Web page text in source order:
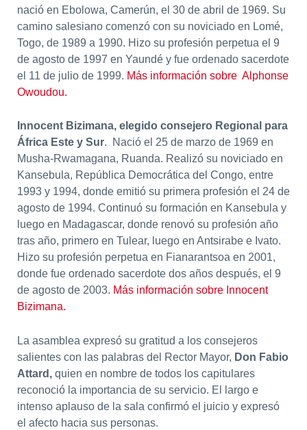
nació en Ebolowa, Camerún, el 30 de abril de 1969. Su
camino salesiano comenzó con su noviciado en Lomé,
Togo, de 1989 a 1990. Hizo su profesión perpetua el 9
de agosto de 1997 en Yaundé y fue ordenado sacerdote
el 11 de julio de 1999. Más información sobre Alphonse
Owoudou.
Innocent Bizimana, elegido consejero Regional para
África Este y Sur. Nació el 25 de marzo de 1969 en
Musha-Rwamagana, Ruanda. Realizó su noviciado en
Kansebula, República Democrática del Congo, entre
1993 y 1994, donde emitió su primera profesión el 24 de
agosto de 1994. Continuó su formación en Kansebula y
luego en Madagascar, donde renovó su profesión año
tras año, primero en Tulear, luego en Antsirabe e Ivato.
Hizo su profesión perpetua en Fianarantsoa en 2001,
donde fue ordenado sacerdote dos años después, el 9
de agosto de 2003. Más información sobre Innocent
Bizimana.
La asamblea expresó su gratitud a los consejeros
salientes con las palabras del Rector Mayor, Don Fabio
Attard,quien en nombre de todos los capitulares
reconoció la importancia de su servicio. El largo e
intenso aplauso de la sala confirmó el juicio y expresó
el afecto hacia sus personas.